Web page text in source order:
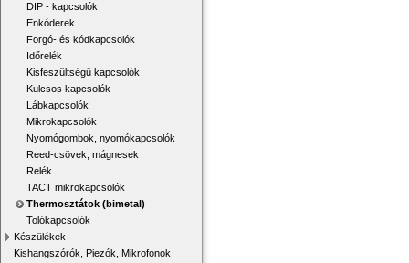
DIP - kapcsolók
Enkóderek
Forgó- és kódkapcsolók
Időrelék
Kisfeszültségű kapcsolók
Kulcsos kapcsolók
Lábkapcsolók
Mikrokapcsolók
Nyomógombok, nyomókapcsolók
Reed-csövek, mágnesek
Relék
TACT mikrokapcsolók
Thermosztátok (bimetal)
Tolókapcsolók
Készülékek
Kishangszórók, Piezók, Mikrofonok